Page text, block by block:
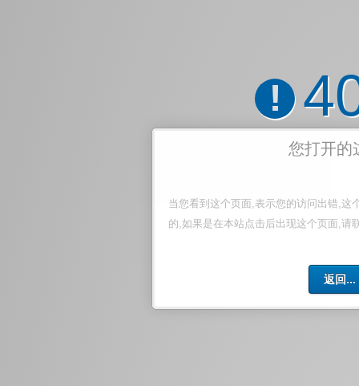
!
您打开的
当您看到这个页面,表示您的访问出错,这
的,如果是在本站点击后出现这个页面,请
返回...